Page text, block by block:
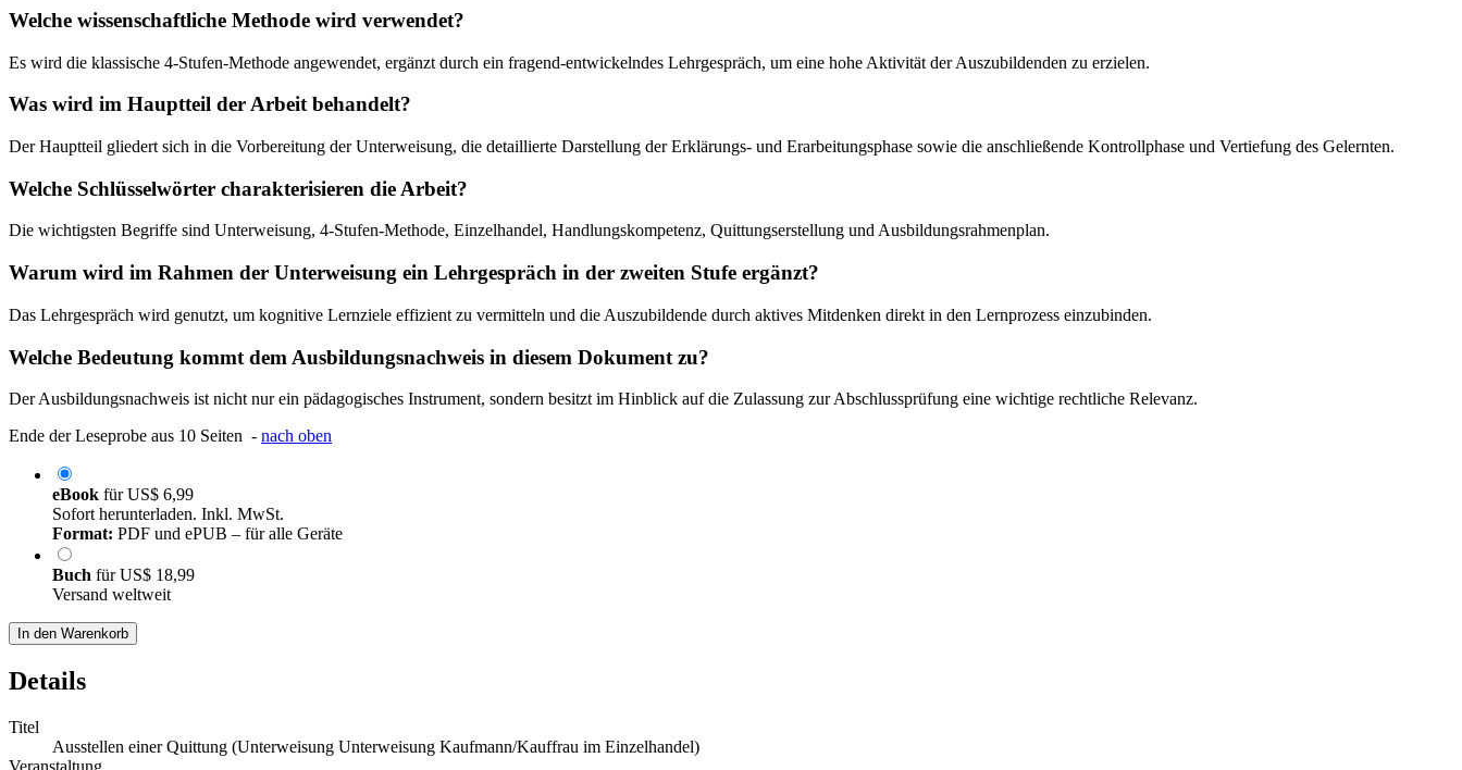
Welche wissenschaftliche Methode wird verwendet?
Es wird die klassische 4-Stufen-Methode angewendet, ergänzt durch ein fragend-entwickelndes Lehrgespräch, um eine hohe Aktivität der Auszubildenden zu erzielen.
Was wird im Hauptteil der Arbeit behandelt?
Der Hauptteil gliedert sich in die Vorbereitung der Unterweisung, die detaillierte Darstellung der Erklärungs- und Erarbeitungsphase sowie die anschließende Kontrollphase und Vertiefung des Gelernten.
Welche Schlüsselwörter charakterisieren die Arbeit?
Die wichtigsten Begriffe sind Unterweisung, 4-Stufen-Methode, Einzelhandel, Handlungskompetenz, Quittungserstellung und Ausbildungsrahmenplan.
Warum wird im Rahmen der Unterweisung ein Lehrgespräch in der zweiten Stufe ergänzt?
Das Lehrgespräch wird genutzt, um kognitive Lernziele effizient zu vermitteln und die Auszubildende durch aktives Mitdenken direkt in den Lernprozess einzubinden.
Welche Bedeutung kommt dem Ausbildungsnachweis in diesem Dokument zu?
Der Ausbildungsnachweis ist nicht nur ein pädagogisches Instrument, sondern besitzt im Hinblick auf die Zulassung zur Abschlussprüfung eine wichtige rechtliche Relevanz.
Ende der Leseprobe aus 10 Seiten - nach oben
eBook fürUS$ 6,99
Sofort herunterladen. Inkl. MwSt.
Format: PDF und ePUB – für alle Geräte
Buch fürUS$ 18,99
Versand weltweit
In den Warenkorb
Details
Titel
Ausstellen einer Quittung (Unterweisung Unterweisung Kaufmann/Kauffrau im Einzelhandel)